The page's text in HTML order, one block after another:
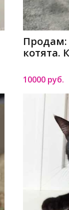
Продам:
котята.
10000 руб.